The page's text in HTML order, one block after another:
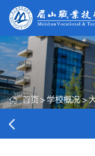
首页> 学校概况>